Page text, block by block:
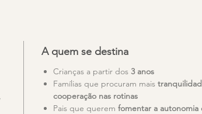
A quem se destina
Crianças a partir dos 3 anos
Famílias que procuram mais
cooperação nas rotinas
Pais que querem fomentar a autonomia